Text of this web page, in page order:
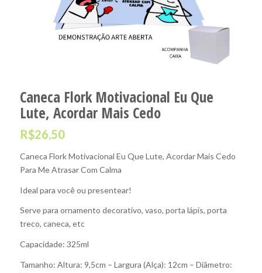
Caneca Flork Motivacional Eu Que
Lute, Acordar Mais Cedo
R$26,50
Caneca Flork Motivacional Eu Que Lute, Acordar Mais Cedo
Para Me Atrasar Com Calma
Ideal para você ou presentear!
Serve para ornamento decorativo, vaso, porta lápis, porta
treco, caneca, etc
Capacidade: 325ml
Tamanho: Altura: 9,5cm – Largura (Alça): 12cm – Diâmetro: